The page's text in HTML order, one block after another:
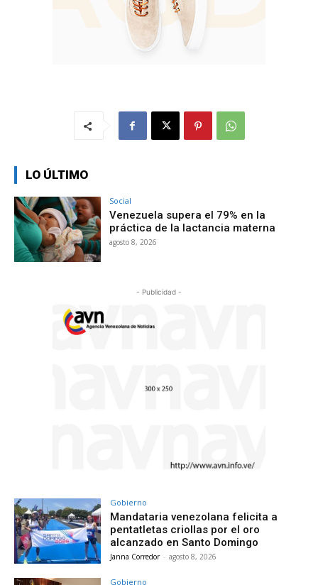
LO ÚLTIMO
Social
Venezuela supera el 79% en la
práctica de la lactancia materna
agosto 8, 2026
- Publicidad -
Gobierno
Mandataria venezolana felicita a
pentatletas criollas por el oro
alcanzado en Santo Domingo
Janna Corredor - agosto 8, 2026
Gobierno